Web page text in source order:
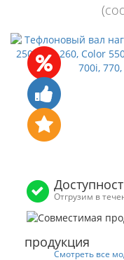
Отгрузим в
продукция
Смотреть все